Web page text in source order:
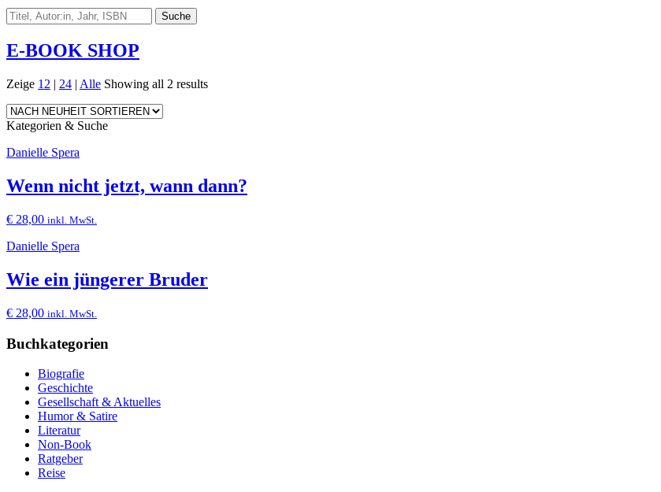
E-BOOK SHOP
Zeige 12 | 24 | Alle Showing all 2 results
Kategorien & Suche
Danielle Spera
Wenn nicht jetzt, wann dann?
€ 28,00 inkl. MwSt.
Danielle Spera
Wie ein jüngerer Bruder
€ 28,00 inkl. MwSt.
Buchkategorien
Biografie
Geschichte
Gesellschaft & Aktuelles
Humor & Satire
Literatur
Non-Book
Ratgeber
Reise